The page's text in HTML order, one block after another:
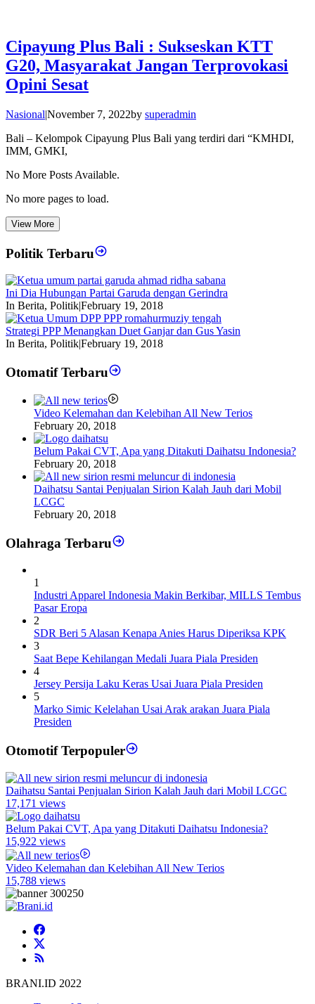
Cipayung Plus Bali : Sukseskan KTT
G20, Masyarakat Jangan Terprovokasi
Opini Sesat
Nasional|November 7, 2022by superadmin
Bali – Kelompok Cipayung Plus Bali yang terdiri dari “KMHDI,
IMM, GMKI,
No More Posts Available.
No more pages to load.
View More
Politik Terbaru
Ini Dia Hubungan Partai Garuda dengan Gerindra
In Berita, Politik|February 19, 2018
Strategi PPP Menangkan Duet Ganjar dan Gus Yasin
In Berita, Politik|February 19, 2018
Otomatif Terbaru
Video Kelemahan dan Kelebihan All New Terios
February 20, 2018
Belum Pakai CVT, Apa yang Ditakuti Daihatsu Indonesia?
February 20, 2018
Daihatsu Santai Penjualan Sirion Kalah Jauh dari Mobil
LCGC
February 20, 2018
Olahraga Terbaru
1
Industri Apparel Indonesia Makin Berkibar, MILLS Tembus
Pasar Eropa
2
SDR Beri 5 Alasan Kenapa Anies Harus Diperiksa KPK
3
Saat Bepe Kehilangan Medali Juara Piala Presiden
4
Jersey Persija Laku Keras Usai Juara Piala Presiden
5
Marko Simic Kelelahan Usai Arak arakan Juara Piala
Presiden
Otomotif Terpopuler
Daihatsu Santai Penjualan Sirion Kalah Jauh dari Mobil LCGC
17,171 views
Belum Pakai CVT, Apa yang Ditakuti Daihatsu Indonesia?
15,922 views
Video Kelemahan dan Kelebihan All New Terios
15,788 views
BRANI.ID 2022